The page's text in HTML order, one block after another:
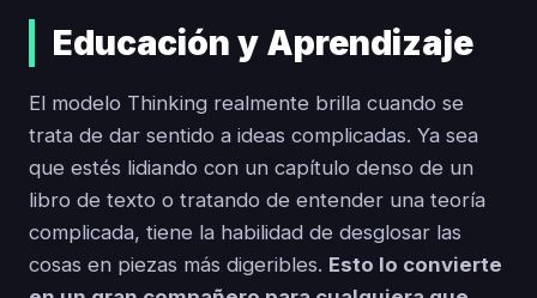
Educación y Aprendizaje
El modelo Thinking realmente brilla cuando se
trata de dar sentido a ideas complicadas. Ya sea
que estés lidiando con un capítulo denso de un
libro de texto o tratando de entender una teoría
complicada, tiene la habilidad de desglosar las
cosas en piezas más digeribles. Esto lo convierte